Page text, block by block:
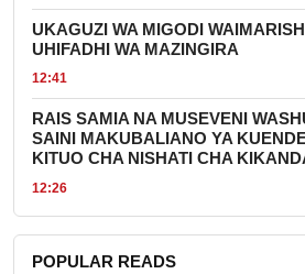
UKAGUZI WA MIGODI
UHIFADHI WA MAZINGIRA
12:41
RAIS SAMIA NA MUSEVENI
SAINI MAKUBALIANO YA
KITUO CHA NISHATI CHA
12:26
POPULAR READS